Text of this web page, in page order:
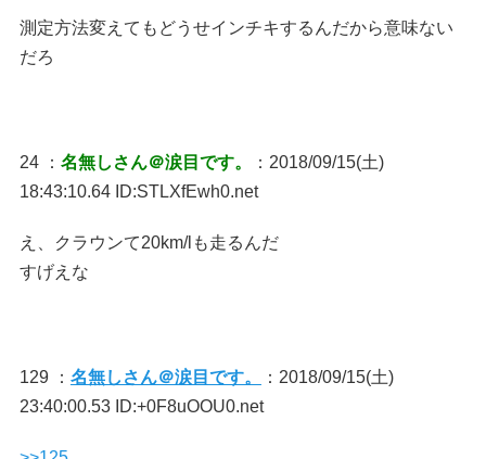
測定方法変えてもどうせインチキするんだから意味ない
だろ
24 ： 名無しさん＠涙目です。
：2018/09/15(土)
18:43:10.64 ID:STLXfEwh0.net
え、クラウンて20km/lも走るんだ
すげえな
129 ： 名無しさん＠涙目です。
：2018/09/15(土)
23:40:00.53 ID:+0F8uOOU0.net